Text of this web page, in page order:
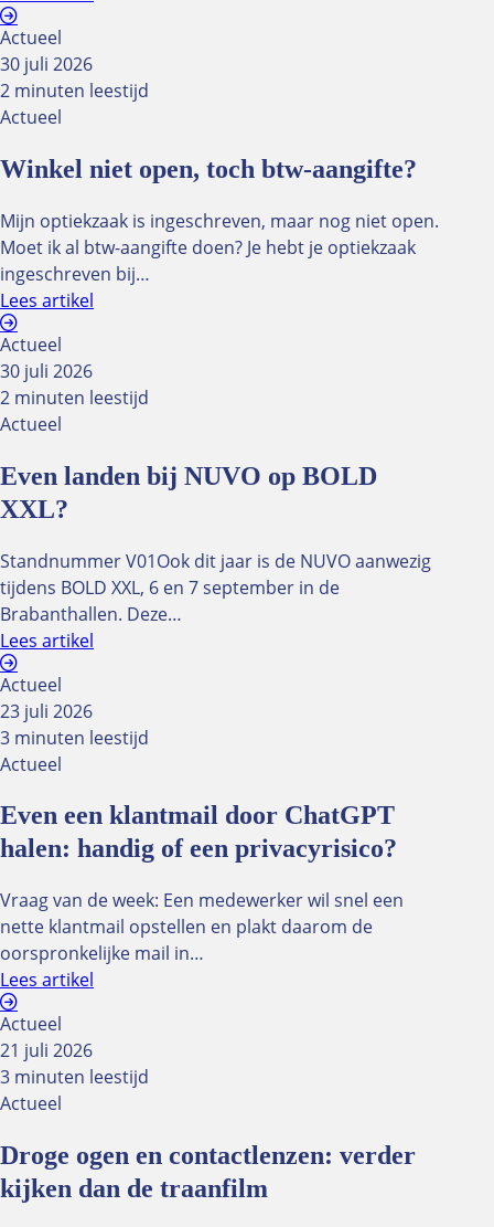
Actueel
30 juli 2026
2 minuten leestijd
Actueel
Winkel niet open, toch btw-aangifte?
Mijn optiekzaak is ingeschreven, maar nog niet open.
Moet ik al btw-aangifte doen? Je hebt je optiekzaak
ingeschreven bij…
Lees artikel
Actueel
30 juli 2026
2 minuten leestijd
Actueel
Even landen bij NUVO op BOLD
XXL?
Standnummer V01Ook dit jaar is de NUVO aanwezig
tijdens BOLD XXL, 6 en 7 september in de
Brabanthallen. Deze…
Lees artikel
Actueel
23 juli 2026
3 minuten leestijd
Actueel
Even een klantmail door ChatGPT
halen: handig of een privacyrisico?
Vraag van de week: Een medewerker wil snel een
nette klantmail opstellen en plakt daarom de
oorspronkelijke mail in…
Lees artikel
Actueel
21 juli 2026
3 minuten leestijd
Actueel
Droge ogen en contactlenzen: verder
kijken dan de traanfilm